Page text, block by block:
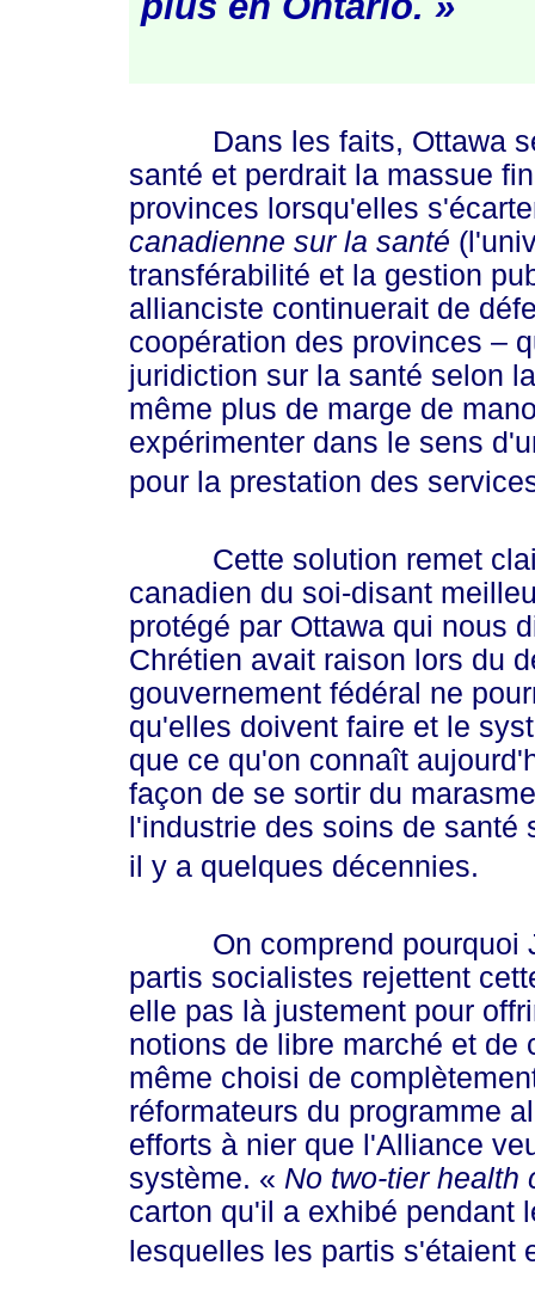
Dans les faits, Ottawa se
santé et perdrait la massue
provinces lorsqu'elles
canadienne sur la santé
transférabilité et la gestion
allianciste continuerait de
coopération des provinces –
juridiction sur la santé selon
même plus de marge de
expérimenter dans le sens
pour la prestation des
Cette solution remet
canadien du soi-disant
protégé par Ottawa qui nous
Chrétien avait raison lors du
gouvernement fédéral ne
qu'elles doivent faire et le
que ce qu'on connaît
façon de se sortir du
l'industrie des soins de
il y a quelques décennies.
On comprend pourquoi
partis socialistes rejettent
elle pas là justement pour
notions de libre marché et de
même choisi de
réformateurs du programme
efforts à nier que l'Alliance
système. « No two-tier health
carton qu'il a exhibé pendant
lesquelles les partis s'étaient